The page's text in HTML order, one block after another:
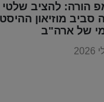
הורה: להציב שלטי
סביב מוזיאון
של ארה"ב